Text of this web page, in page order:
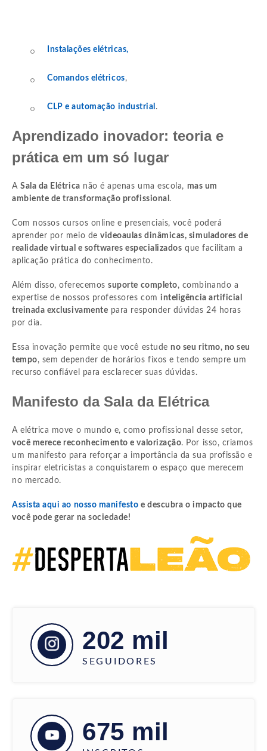
202 mil
SEGUIDORES
675 mil
Instalações elétricas,
Comandos elétricos,
CLP e automação industrial .
Aprendizado inovador: teoria e
prática em um só lugar
ASala da Elétrica não é apenas uma escola, mas um
ambiente de transformação profissional .
Com nossos cursos online e presenciais, você poderá
aprender por meio devideoaulas dinâmicas, simuladores de
realidade virtual e softwares especializados que facilitam a
aplicação prática do conhecimento.
Além disso, oferecemossuporte completo, combinando a
expertise de nossos professores cominteligência artificial
treinada exclusivamente para responder dúvidas 24 horas
por dia.
Essa inovação permite que você estudeno seu ritmo, no seu
tempo, sem depender de horários fixos e tendo sempre um
recurso confiável para esclarecer suas dúvidas.
Manifesto da Sala da Elétrica
A elétrica move o mundo e, como profissional desse setor,
você merece reconhecimento e valorização. Por isso, criamos
um manifesto para reforçar a importância da sua profissão e
inspirar eletricistas a conquistarem o espaço que merecem
no mercado.
Assista aqui ao nosso manifesto e descubra o impacto que
você pode gerar na sociedade!